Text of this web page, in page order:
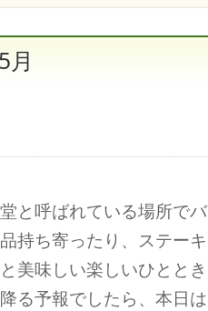
月
と呼ばれている場所でバ
持ち寄ったり、ステーキ
美味しい楽しいひととき
る予報でしたら、本日は